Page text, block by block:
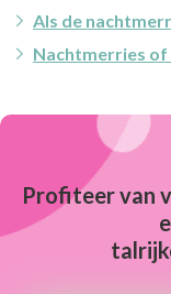
Als de
Nachtmerries of
Profiteer van